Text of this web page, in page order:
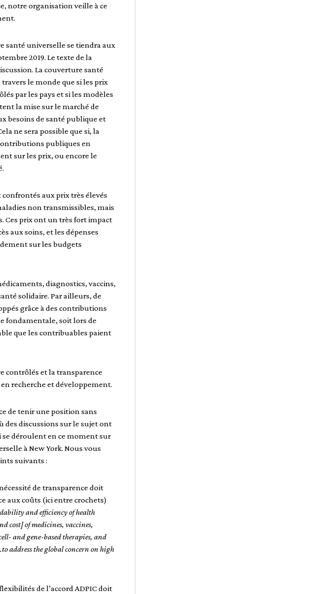
notre organisation veille à ce
santé universelle se tiendra aux
2019. Le texte de la
La couverture santé
le monde que si les prix
par les pays et si les modèles
la mise sur le marché de
besoins de santé publique et
ne sera possible que si, la
publiques en
sur les prix, ou encore le
aux prix très élevés
non transmissibles, mais
Ces prix ont un très fort impact
aux soins, et les dépenses
sur les budgets
diagnostics, vaccins,
solidaire. Par ailleurs, de
grâce à des contributions
fondamentale, soit lors de
que les contribuables paient
contrôlés et la transparence
recherche et développement.
de tenir une position sans
des discussions sur le sujet ont
se déroulent en ce moment sur
à New York. Nous vous
suivants :
de transparence doit
aux coûts (ici entre crochets)
and efficiency of health
cost] of medicines, vaccines,
and gene-based therapies, and
address the global concern on high
de l’accord ADPIC doit